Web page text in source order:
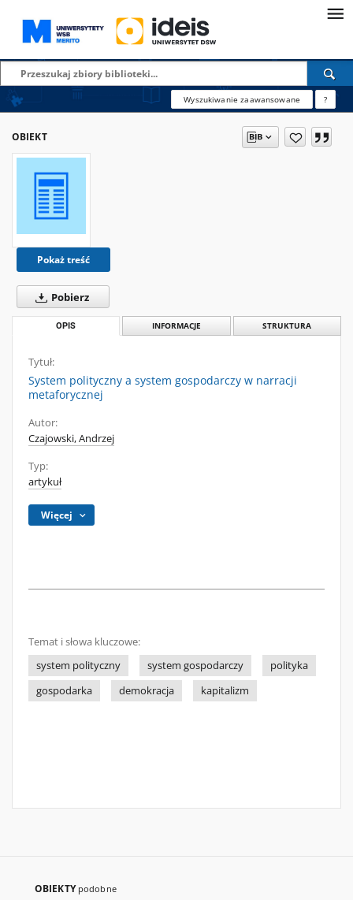
Wyszukiwanie zaawansowane ?
OBIEKT
Pokaż treść
Pobierz
OPIS INFORMACJE STRUKTURA
Tytuł:
System polityczny a system gospodarczy w narracji
metaforycznej
Autor:
Czajowski, Andrzej
Typ:
artykuł
Więcej
Temat i słowa kluczowe:
system polityczny
system gospodarczy
polityka
gospodarka
demokracja kapitalizm
OBIEKTY podobne